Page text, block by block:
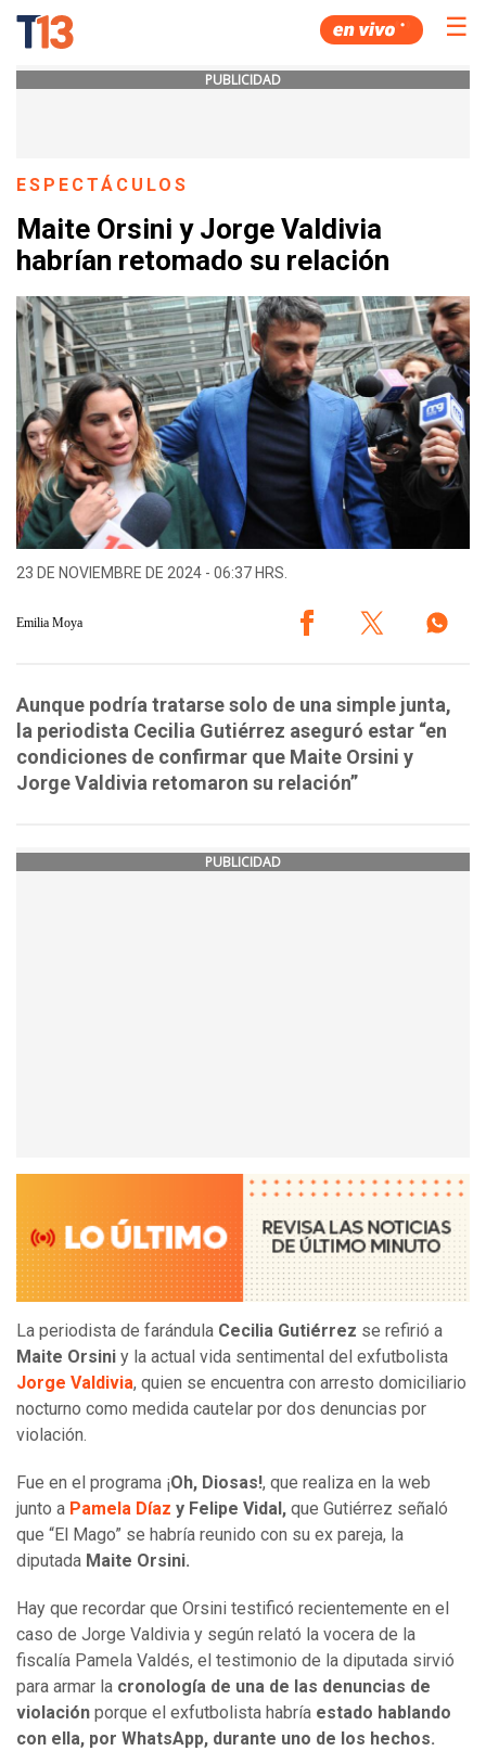
☰
PUBLICIDAD
ESPECTÁCULOS
Maite Orsini y Jorge Valdivia
habrían retomado su relación
23 DE NOVIEMBRE DE 2024 - 06:37 HRS.
Emilia Moya
Aunque podría tratarse solo de una simple junta,
la periodista Cecilia Gutiérrez aseguró estar “en
condiciones de confirmar que Maite Orsini y
Jorge Valdivia retomaron su relación”
PUBLICIDAD
La periodista de farándula Cecilia Gutiérrez se refirió a
Maite Orsini y la actual vida sentimental del exfutbolista
Jorge Valdivia, quien se encuentra con arresto domiciliario
nocturno como medida cautelar por dos denuncias por
violación.
Fue en el programa ¡Oh, Diosas!, que realiza en la web
junto a Pamela Díaz y Felipe Vidal, que Gutiérrez señaló
que “El Mago” se habría reunido con su ex pareja, la
diputada Maite Orsini.
Hay que recordar que Orsini testificó recientemente en el
caso de Jorge Valdivia y según relató la vocera de la
fiscalía Pamela Valdés, el testimonio de la diputada sirvió
para armar la cronología de una de las denuncias de
violación porque el exfutbolista habría estado hablando
con ella, por WhatsApp, durante uno de los hechos.